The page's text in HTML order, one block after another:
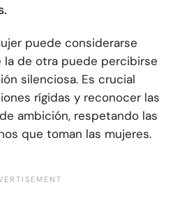
puede considerarse
la de otra puede percibirse
silenciosa. Es crucial
rígidas y reconocer las
ambición, respetando las
que toman las mujeres.